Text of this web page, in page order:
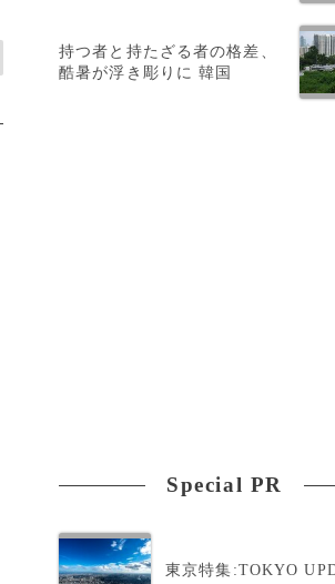
持つ者と持たざる者の格差、
酷暑が浮き彫りに 韓国
Special PR
東京特集:TOKYO